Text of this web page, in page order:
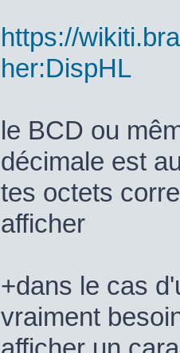
https://
her:DispHL
le BCD ou
décimale est
tes octets
afficher
+dans le cas
vraiment